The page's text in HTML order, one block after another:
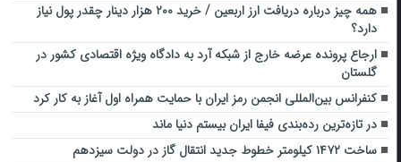
همه چیز درباره دریافت ارز اربعین / خرید ۲۰۰ هزار دینار چقدر پول نیاز
دارد؟
ارجاع پرونده عرضه خارج از شبکه آرد به دادگاه ویژه اقتصادی کشور در
گلستان
کنفرانس بین‌المللی انجمن رمز ایران با حمایت همراه اول آغاز به کار کرد
در تازه‌ترین رده‌بندی فیفا ایران بیستم دنیا ماند
ساخت ۱۴۷۲ کیلومتر خطوط جدید انتقال گاز در دولت سیزدهم